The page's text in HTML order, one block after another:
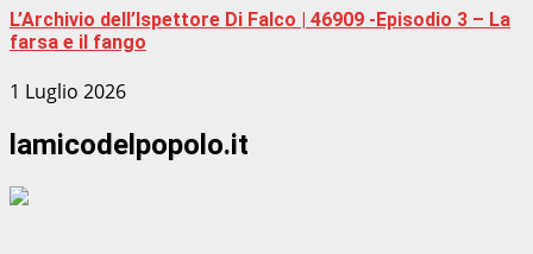
L’Archivio dell’Ispettore Di Falco | 46909 -Episodio 3 – La
farsa e il fango
1 Luglio 2026
lamicodelpopolo.it